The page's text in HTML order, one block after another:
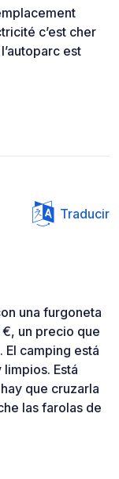
c’est cher
est
Traducir
una furgoneta
un precio que
camping está
Está
que cruzarla
las farolas de